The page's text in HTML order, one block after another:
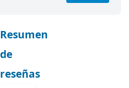
Resumen
de
reseñas